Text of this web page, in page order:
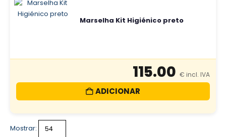
Marselha Kit Higiénico preto
115.00
ADICIONAR
Mostrar: